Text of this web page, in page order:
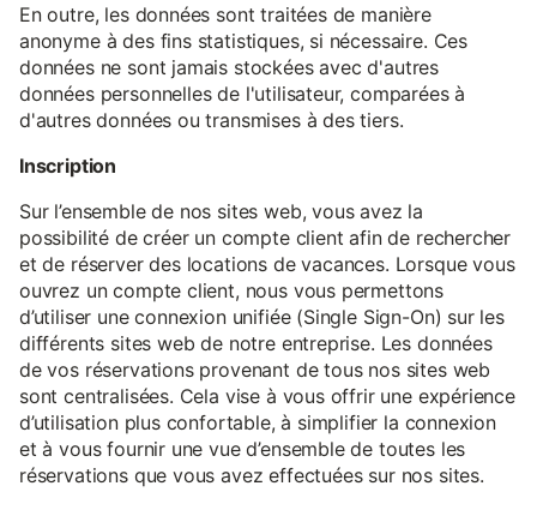
En outre, les données sont traitées de manière
anonyme à des fins statistiques, si nécessaire. Ces
données ne sont jamais stockées avec d'autres
données personnelles de l'utilisateur, comparées à
d'autres données ou transmises à des tiers.
Inscription
Sur l’ensemble de nos sites web, vous avez la
possibilité de créer un compte client afin de rechercher
et de réserver des locations de vacances. Lorsque vous
ouvrez un compte client, nous vous permettons
d’utiliser une connexion unifiée (Single Sign-On) sur les
différents sites web de notre entreprise. Les données
de vos réservations provenant de tous nos sites web
sont centralisées. Cela vise à vous offrir une expérience
d’utilisation plus confortable, à simplifier la connexion
et à vous fournir une vue d’ensemble de toutes les
réservations que vous avez effectuées sur nos sites.